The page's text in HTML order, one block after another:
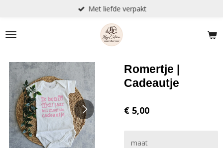
naar
de
Met liefde verpakt
Romertje |
Cadeautje
€ 5,00
maat